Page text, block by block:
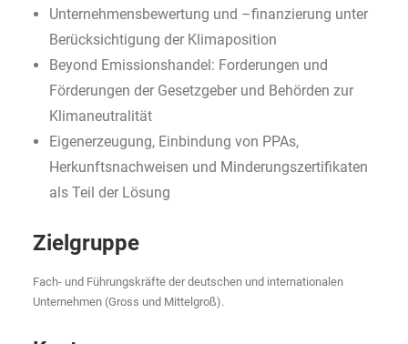
Unternehmensbewertung und –finanzierung unter
Berücksichtigung der Klimaposition
Beyond Emissionshandel: Forderungen und
Förderungen der Gesetzgeber und Behörden zur
Klimaneutralität
Eigenerzeugung, Einbindung von PPAs,
Herkunftsnachweisen und Minderungszertifikaten
als Teil der Lösung
Zielgruppe
Fach- und Führungskräfte der deutschen und internationalen
Unternehmen (Gross und Mittelgroß).